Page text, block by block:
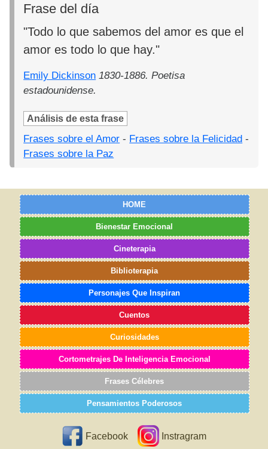
Frase del día
"Todo lo que sabemos del amor es que el
amor es todo lo que hay."
Emily Dickinson 1830-1886. Poetisa
estadounidense.
Análisis de esta frase
Frases sobre el Amor - Frases sobre la Felicidad -
Frases sobre la Paz
HOME
Bienestar Emocional
Cineterapia
Biblioterapia
Personajes Que Inspiran
Cuentos
Curiosidades
Cortometrajes De Inteligencia Emocional
Frases Célebres
Pensamientos Poderosos
Facebook Instragram